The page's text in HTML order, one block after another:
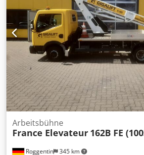
Stützweite: 2,56 m vorn, 2,63 m hinten
Sonderausstattung 230 V Verbindung
Blitzleuchte unter der Arbeitsbühne
3/B Termine/Stände Djdpenubxuofx Ab
bis 01/2027 UVV: gültig bis 01/2027
05/2026 Angegebener Preis zzgl.
Interesse? Wir stehen Ihnen jederzeit
Sie erreichen uns von Mo - Fr in der
Uhr. Änderungen und Irrtümer
Roggentin 345 km
Arbeitsbühne
France Elevateur 162B FE